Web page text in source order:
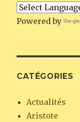
Powered by
CATÉGORIES
Actualités
Aristote